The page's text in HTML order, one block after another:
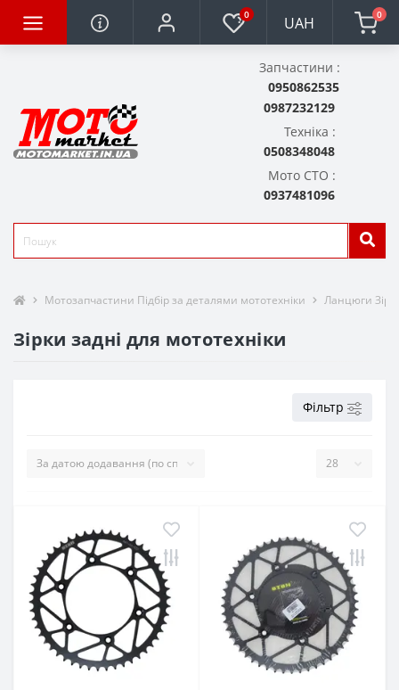
0 UAH 0
Запчастини :
0950862535
0987232129
Техніка :
0508348048
Мото СТО :
0937481096
Мотозапчастини Підбір за деталями мототехніки Ланцюги
Зірки задні для мототехніки
Фільтр